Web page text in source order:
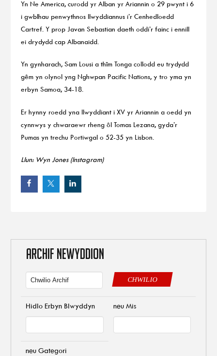
Yn Ne America, curodd yr Alban yr Ariannin o 29 pwynt i 6
i gwblhau penwythnos llwyddiannus i’r Cenhedloedd
Cartref. Y prop Javan Sebastian daeth oddi’r fainc i ennill
ei drydydd cap Albanaidd.
Yn gynharach, Sam Lousi a thîm Tonga collodd eu trydydd
gêm yn olynol yng Nghwpan Pacific Nations, y tro yma yn
erbyn Samoa, 34-18.
Er hynny roedd yna llwyddiant i XV yr Ariannin a oedd yn
cynnwys y chwaraewr rheng ôl Tomas Lezana, gyda’r
Pumas yn trechu Portiwgal o 52-35 yn Lisbon.
Llun: Wyn Jones (Instagram)
ARCHIF NEWYDDION
CHWILIO
Hidlo Erbyn Blwyddyn neu Mis
neu Gategori